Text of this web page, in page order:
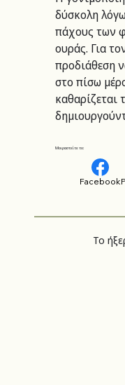
δύσκολη
πάχους των
ουράς. Για
προδιάθεση
στo πίσω
καθαρίζεται
Μοιραστείτε το:
Facebook
Το